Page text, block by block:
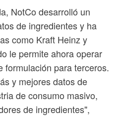
NotCo desarrolló un
de ingredientes y ha
como Kraft Heinz y
le permite ahora operar
formulación para terceros.
y mejores datos de
de consumo masivo,
de ingredientes",